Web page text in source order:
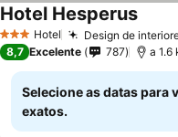
3 EstrelasHotel Design de
Hotel Hesperus
8,7 Excelente 787 a 1.6
Selecione as datas para
exatos.